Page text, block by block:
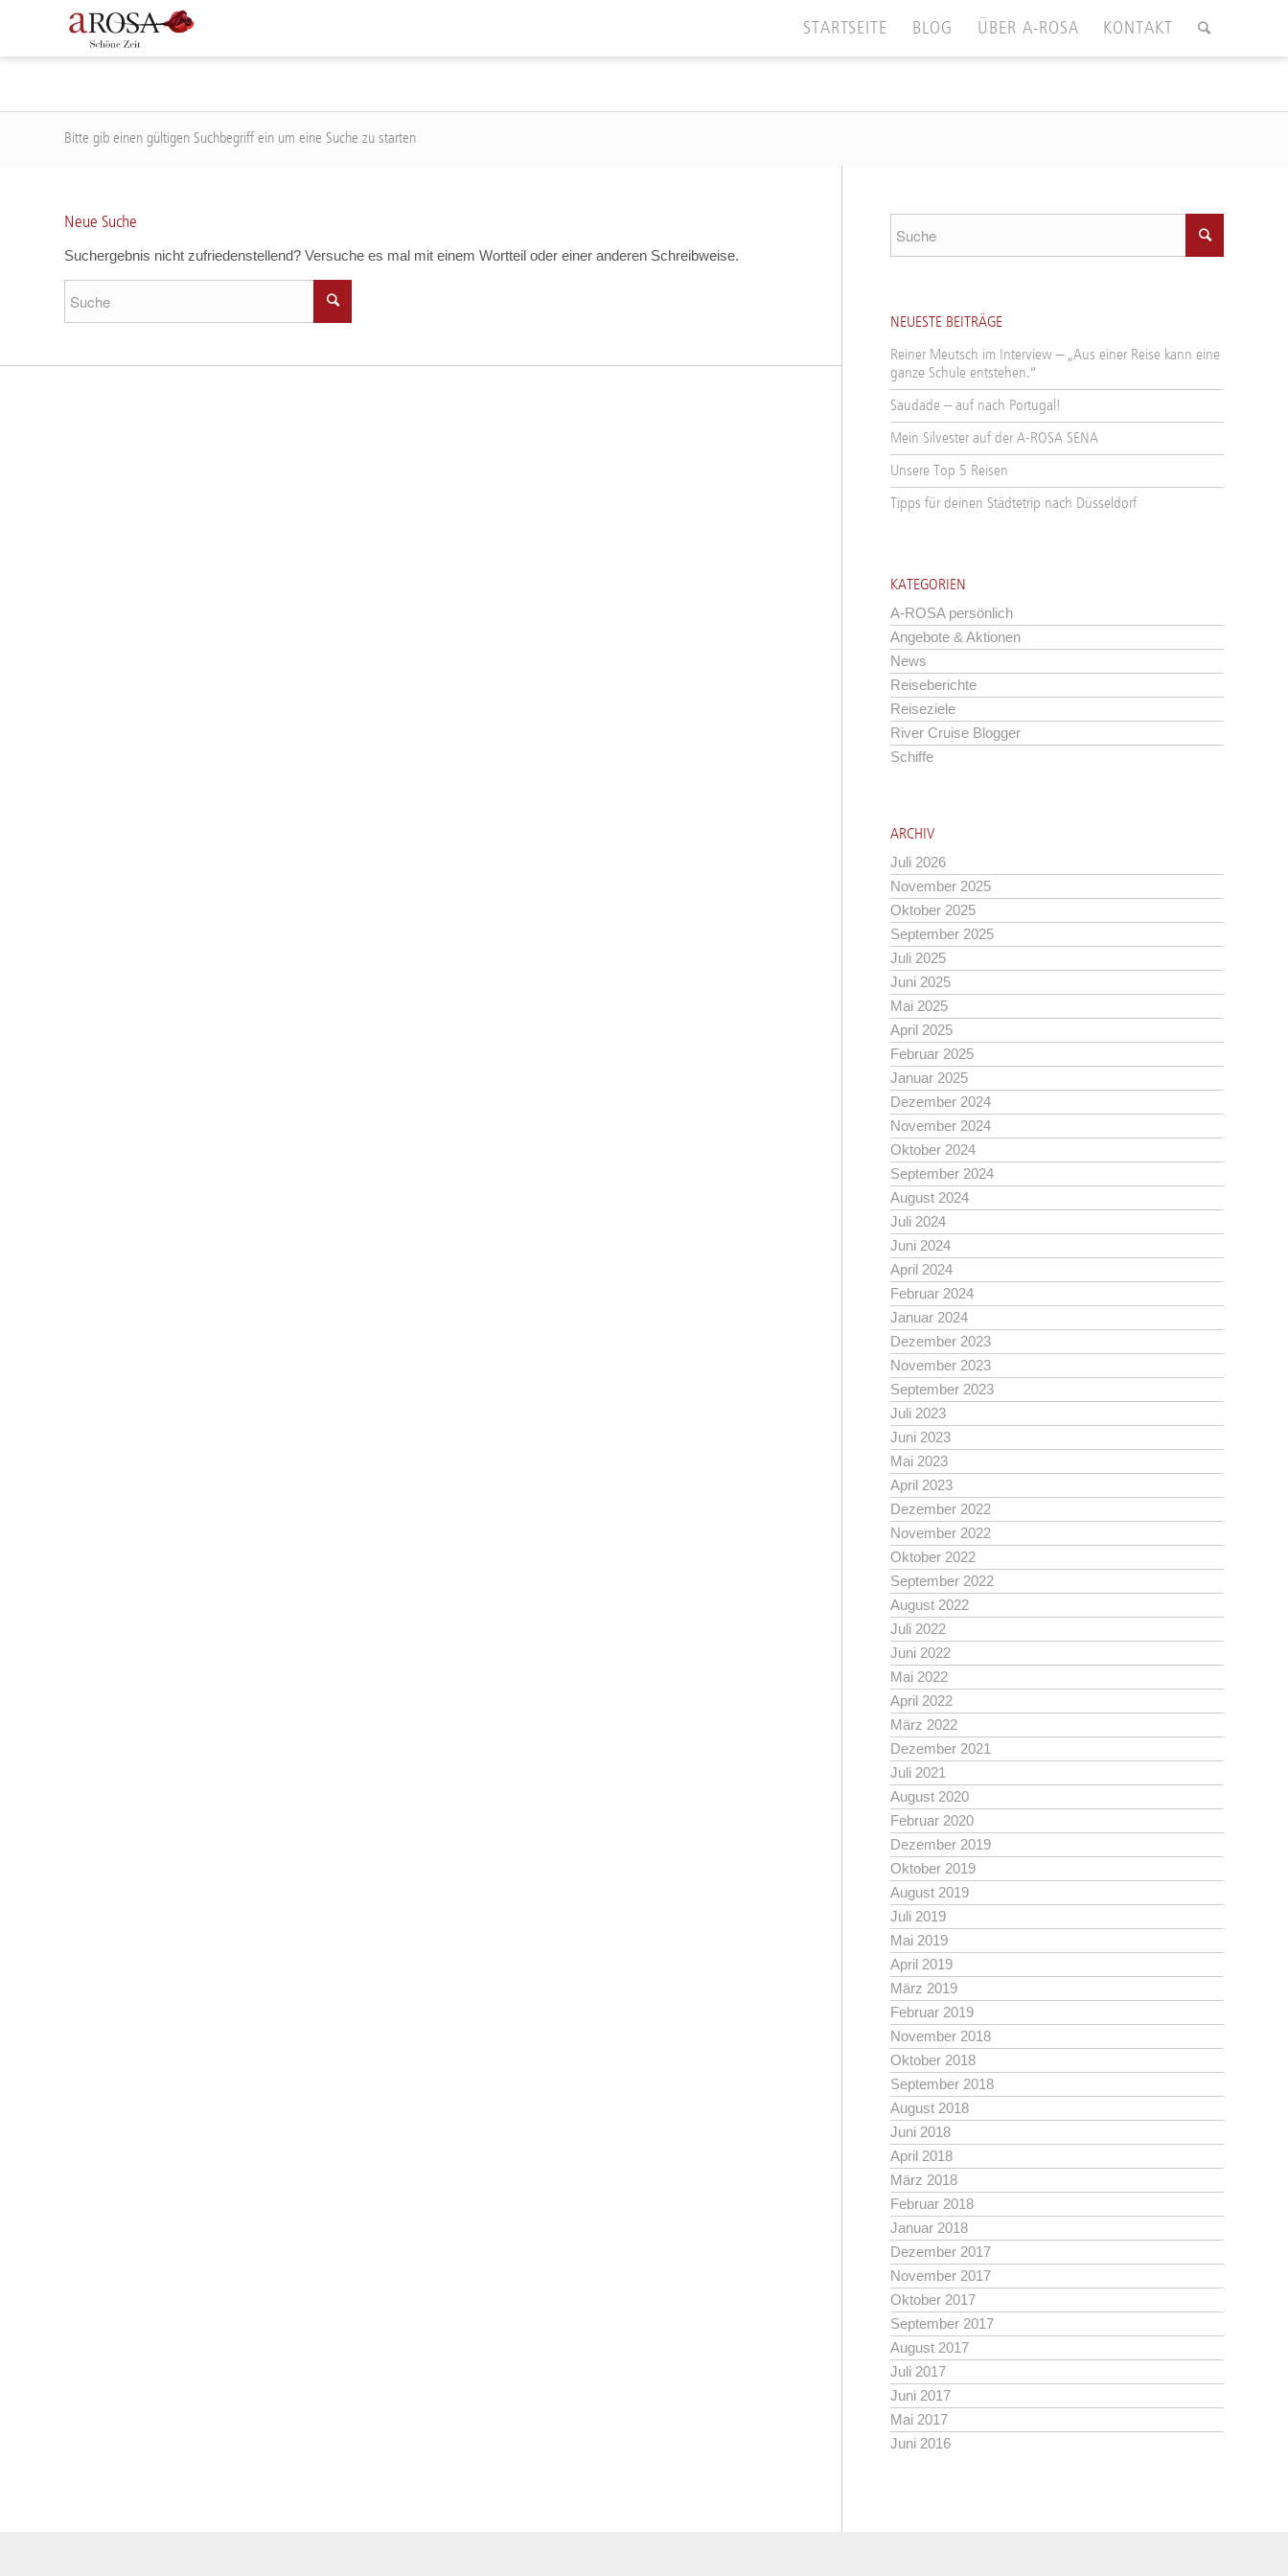
STARTSEITE BLOG ÜBER A-ROSA KONTAKT
Bitte gib einen gültigen Suchbegriff ein um eine Suche zu starten
Neue Suche
Suchergebnis nicht zufriedenstellend? Versuche es mal mit einem Wortteil oder einer anderen Schreibweise.
NEUESTE BEITRÄGE
Reiner Meutsch im Interview – „Aus einer Reise kann eine
ganze Schule entstehen.“
Saudade – auf nach Portugal!
Mein Silvester auf der A-ROSA SENA
Unsere Top 5 Reisen
Tipps für deinen Städtetrip nach Düsseldorf
KATEGORIEN
A-ROSA persönlich
Angebote & Aktionen
News
Reiseberichte
Reiseziele
River Cruise Blogger
Schiffe
ARCHIV
Juli 2026
November 2025
Oktober 2025
September 2025
Juli 2025
Juni 2025
Mai 2025
April 2025
Februar 2025
Januar 2025
Dezember 2024
November 2024
Oktober 2024
September 2024
August 2024
Juli 2024
Juni 2024
April 2024
Februar 2024
Januar 2024
Dezember 2023
November 2023
September 2023
Juli 2023
Juni 2023
Mai 2023
April 2023
Dezember 2022
November 2022
Oktober 2022
September 2022
August 2022
Juli 2022
Juni 2022
Mai 2022
April 2022
März 2022
Dezember 2021
Juli 2021
August 2020
Februar 2020
Dezember 2019
Oktober 2019
August 2019
Juli 2019
Mai 2019
April 2019
März 2019
Februar 2019
November 2018
Oktober 2018
September 2018
August 2018
Juni 2018
April 2018
März 2018
Februar 2018
Januar 2018
Dezember 2017
November 2017
Oktober 2017
September 2017
August 2017
Juli 2017
Juni 2017
Mai 2017
Juni 2016